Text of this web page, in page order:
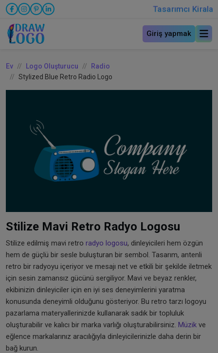
Tasarımcı Kirala
Giriş yapmak
Ev Logo Oluşturucu
Radio
Stylized Blue Retro Radio Logo
Stilize Mavi Retro Radyo Logosu
Stilize edilmiş mavi retro radyo logosu, dinleyicileri hem özgün
hem de güçlü bir sesle buluşturan bir sembol. Tasarım, antenli
retro bir radyoyu içeriyor ve mesajı net ve etkili bir şekilde iletmek
için sesin zamansız gücünü sergiliyor. Mavi ve beyaz renkler,
ekibinizin dinleyiciler için en iyi ses deneyimlerini yaratma
konusunda deneyimli olduğunu gösteriyor. Bu retro tarzı logoyu
pazarlama materyallerinizde kullanarak sadık bir topluluk
oluşturabilir ve kalıcı bir marka varlığı oluşturabilirsiniz. Müzik ve
eğlence markalarınız aracılığıyla dinleyicilerinizle daha derin bir
bağ kurun.